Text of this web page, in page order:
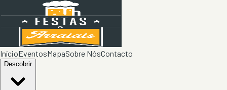
InícioEventosMapaSobre NósContacto
Descobrir